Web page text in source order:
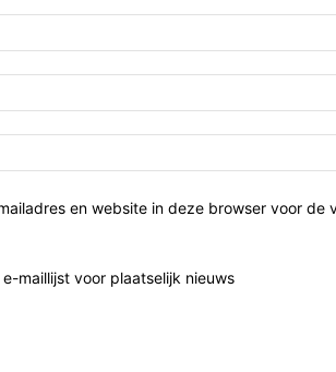
en website in deze browser voor de
maillijst voor plaatselijk nieuws